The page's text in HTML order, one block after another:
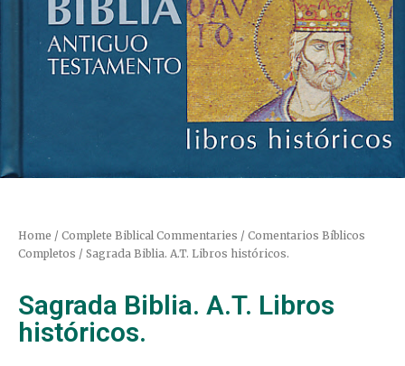
Home / Complete Biblical Commentaries / Comentarios Bíblicos
Completos / Sagrada Biblia. A.T. Libros históricos.
Sagrada Biblia. A.T. Libros
históricos.